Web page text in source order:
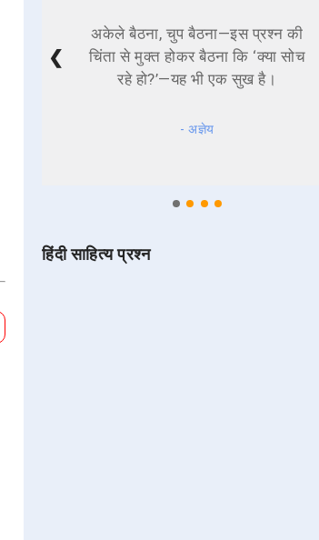
अकेले बैठना, चुप बैठना—इस प्रश्न की
चिंता से मुक्त होकर बैठना कि ‘क्या सोच
रहे हो?’—यह भी एक सुख है।
- अज्ञेय
❮
हिंदी साहित्य प्रश्न